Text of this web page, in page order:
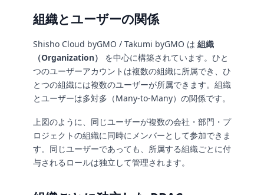
組織とユーザーの関係
Shisho Cloud byGMO / Takumi byGMO は 組織
（Organization）
を中心に構築されています。ひと
つのユーザーアカウントは複数の組織に所属でき、ひ
とつの組織には複数のユーザーが所属できます。組織
とユーザーは多対多（Many-to-Many）の関係です。
上図のように、同じユーザーが複数の会社・部門・プ
ロジェクトの組織に同時にメンバーとして参加できま
す。同じユーザーであっても、所属する組織ごとに付
与されるロールは独立して管理されます。